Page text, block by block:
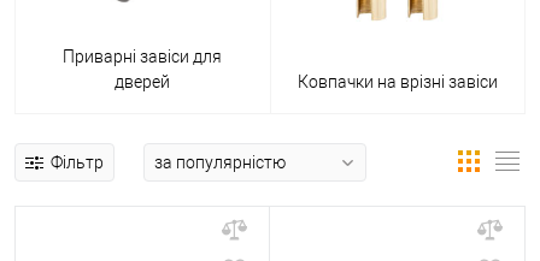
Приварні завіси для
дверей
Ковпачки на врізні завіси
Фільтр